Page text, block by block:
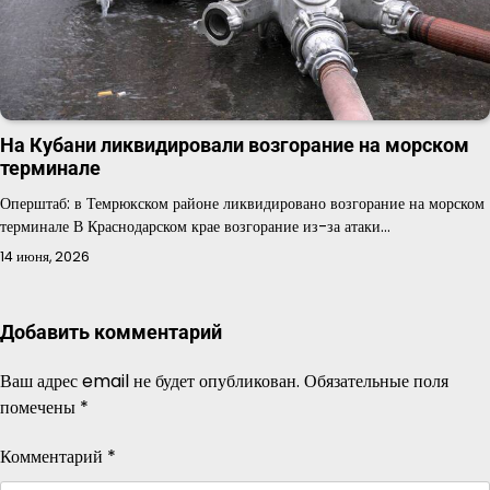
На Кубани ликвидировали возгорание на морском
терминале
Оперштаб: в Темрюкском районе ликвидировано возгорание на морском
терминале В Краснодарском крае возгорание из-за атаки…
14 июня, 2026
Добавить комментарий
Ваш адрес email не будет опубликован. Обязательные поля
помечены *
Комментарий *